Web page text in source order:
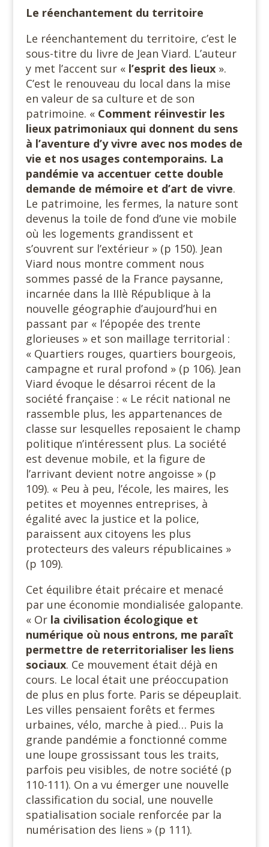
Le réenchantement du territoire
Le réenchantement du territoire, c’est le
sous-titre du livre de Jean Viard. L’auteur
y met l’accent sur « l’esprit des lieux ».
C’est le renouveau du local dans la mise
en valeur de sa culture et de son
patrimoine. « Comment réinvestir les
lieux patrimoniaux qui donnent du sens
à l’aventure d’y vivre avec nos modes de
vie et nos usages contemporains. La
pandémie va accentuer cette double
demande de mémoire et d’art de vivre.
Le patrimoine, les fermes, la nature sont
devenus la toile de fond d’une vie mobile
où les logements grandissent et
s’ouvrent sur l’extérieur » (p 150). Jean
Viard nous montre comment nous
sommes passé de la France paysanne,
incarnée dans la IIIè République à la
nouvelle géographie d’aujourd’hui en
passant par « l’épopée des trente
glorieuses » et son maillage territorial :
« Quartiers rouges, quartiers bourgeois,
campagne et rural profond » (p 106). Jean
Viard évoque le désarroi récent de la
société française : « Le récit national ne
rassemble plus, les appartenances de
classe sur lesquelles reposaient le champ
politique n’intéressent plus. La société
est devenue mobile, et la figure de
l’arrivant devient notre angoisse » (p
109). « Peu à peu, l’école, les maires, les
petites et moyennes entreprises, à
égalité avec la justice et la police,
paraissent aux citoyens les plus
protecteurs des valeurs républicaines »
(p 109).
Cet équilibre était précaire et menacé
par une économie mondialisée galopante.
« Or la civilisation écologique et
numérique où nous entrons, me paraît
permettre de reterritorialiser les liens
sociaux. Ce mouvement était déjà en
cours. Le local était une préoccupation
de plus en plus forte. Paris se dépeuplait.
Les villes pensaient forêts et fermes
urbaines, vélo, marche à pied… Puis la
grande pandémie a fonctionné comme
une loupe grossissant tous les traits,
parfois peu visibles, de notre société (p
110-111). On a vu émerger une nouvelle
classification du social, une nouvelle
spatialisation sociale renforcée par la
numérisation des liens » (p 111).